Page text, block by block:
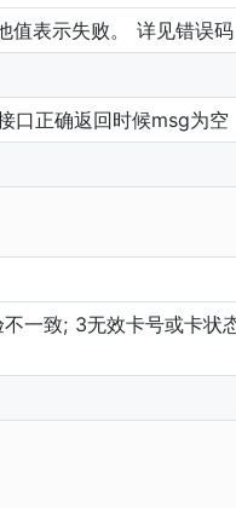
值表示失败。 详见错误码
口正确返回时候msg为空
一致; 3无效卡号或卡状